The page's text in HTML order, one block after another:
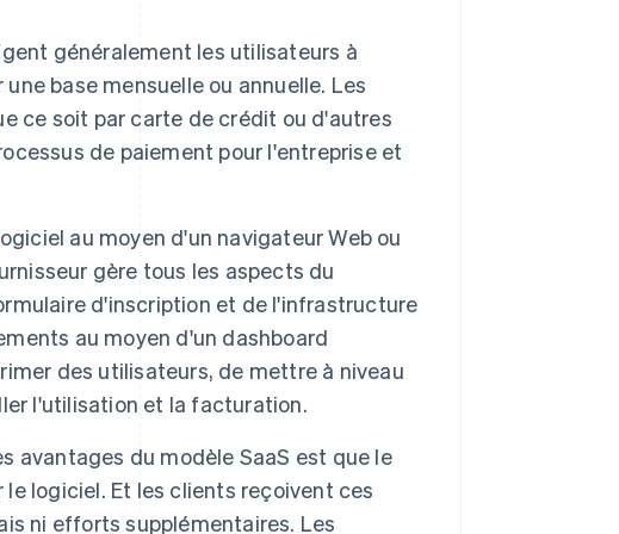
généralement les utilisateurs à
base mensuelle ou annuelle. Les
ce soit par carte de crédit ou d'autres
de paiement pour l'entreprise et
au moyen d'un navigateur Web ou
gère tous les aspects du
d'inscription et de l'infrastructure
au moyen d'un dashboard
des utilisateurs, de mettre à niveau
l'utilisation et la facturation.
avantages du modèle SaaS est que le
logiciel. Et les clients reçoivent ces
ni efforts supplémentaires. Les